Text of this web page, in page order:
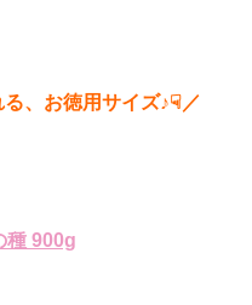
、お徳用サイズ♪☟／
種 900g